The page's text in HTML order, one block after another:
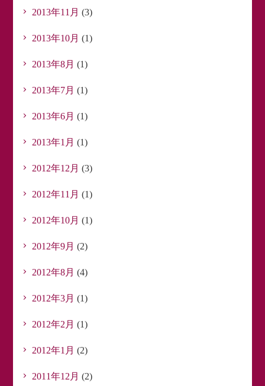
2013年11月 (3)
2013年10月 (1)
2013年8月 (1)
2013年7月 (1)
2013年6月 (1)
2013年1月 (1)
2012年12月 (3)
2012年11月 (1)
2012年10月 (1)
2012年9月 (2)
2012年8月 (4)
2012年3月 (1)
2012年2月 (1)
2012年1月 (2)
2011年12月 (2)